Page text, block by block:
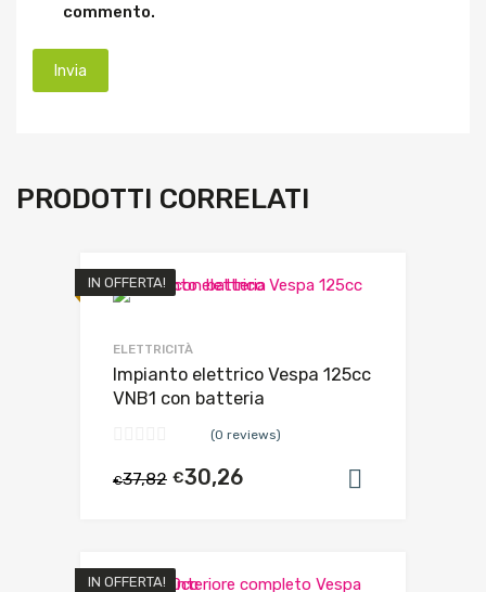
commento.
PRODOTTI CORRELATI
IN OFFERTA!
ELETTRICITÀ
Impianto elettrico Vespa 125cc
VNB1 con batteria
(0 reviews)
€37,82 €30,26
IN OFFERTA!